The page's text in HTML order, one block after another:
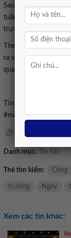
Sau sự kiện, chủ
tuần đưa khách từ
trường dự án để
Theo kế hoạch, đợt
ra vào trung tuần
quan nhà mẫu tại
Tin dự án#Phú
#mẫu #Harmonie
Danh mục: Tin tức
Thẻ tìm kiếm: Công
trưởng Ngày
Xem các tin khác: